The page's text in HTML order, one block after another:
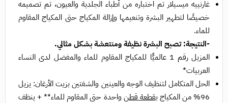
غارنييه ميسيلار تم اختباره من أطباء الجلدية والعيون، تم تصميمه
خصيصًا لتطهير البشرة وتنعيمها وإزالة المكياج حتى المكياج المقاوم
للماء.
-النتيجة: تصبح البشرة نظيفة ومنتعشة بشكل مثالي.
المزيل رقم 1 عالميًّا للمكياج المقاوم للماء والمفضل لدى النساء
العربيات*
الحل المتكامل لتنظيف الوجه والعينين والشفتين بزيت الأرغان: يزيل
96% من المكياج ب
قطعة قطنواحدة حتى المقاوم للماء** + ينظف